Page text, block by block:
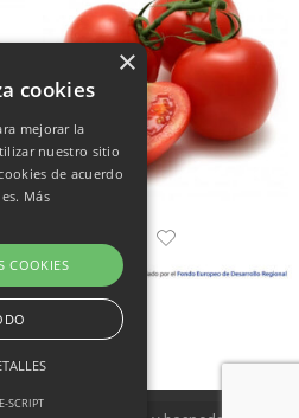
×
cookies
mejorar la
nuestro sitio
de acuerdo
Más
COOKIES
SCRIPT